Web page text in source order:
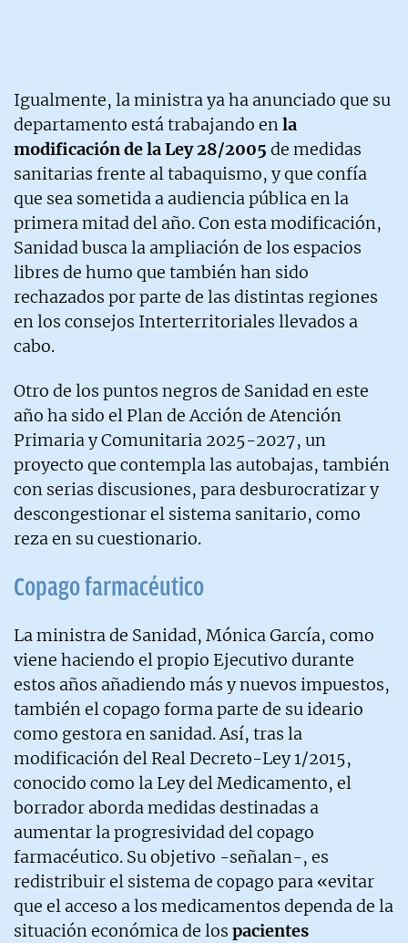
Igualmente, la ministra ya ha anunciado que su
departamento está trabajando enla
modificación de la Ley 28/2005 de medidas
sanitarias frente al tabaquismo, y que confía
que sea sometida a audiencia pública en la
primera mitad del año. Con esta modificación,
Sanidad busca la ampliación de los espacios
libres de humo que también han sido
rechazados por parte de las distintas regiones
en los consejos Interterritoriales llevados a
cabo.
Otro de los puntos negros de Sanidad en este
año ha sido el Plan de Acción de Atención
Primaria y Comunitaria 2025-2027, un
proyecto que contempla las autobajas, también
con serias discusiones, para desburocratizar y
descongestionar el sistema sanitario, como
reza en su cuestionario.
Copago farmacéutico
La ministra de Sanidad, Mónica García, como
viene haciendo el propio Ejecutivo durante
estos años añadiendo más y nuevos impuestos,
también el copago forma parte de su ideario
como gestora en sanidad. Así, tras la
modificación del Real Decreto-Ley 1/2015,
conocido como la Ley del Medicamento, el
borrador aborda medidas destinadas a
aumentar la progresividad del copago
farmacéutico. Su objetivo -señalan-, es
redistribuir el sistema de copago para «evitar
que el acceso a los medicamentos dependa de la
situación económica de los pacientes